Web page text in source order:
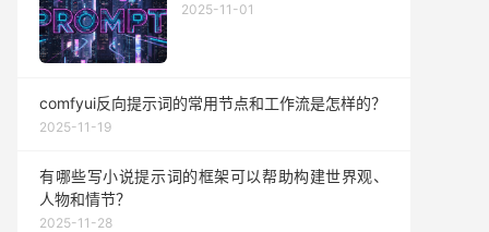
2025-11-01
comfyui反向提示词的常用节点和工作流是怎样的？
2025-11-19
有哪些写小说提示词的框架可以帮助构建世界观、
人物和情节？
2025-11-28